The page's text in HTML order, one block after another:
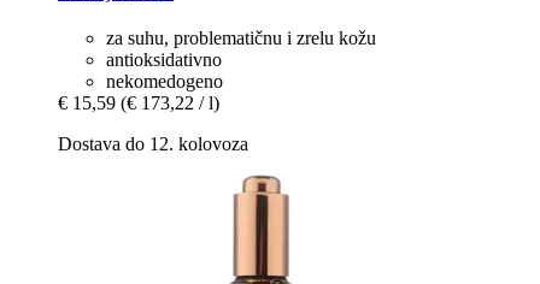
za suhu, problematičnu i zrelu kožu
antioksidativno
nekomedogeno
€ 15,59 (€ 173,22 / l)
Dostava do 12. kolovoza